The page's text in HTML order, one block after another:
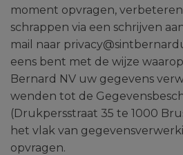
moment opvragen,
schrappen via een schrijven
mail naar
eens bent met de wijze
Bernard NV uw gegevens
wenden tot de
(Drukpersstraat 35 te 1000
het vlak van
opvragen.